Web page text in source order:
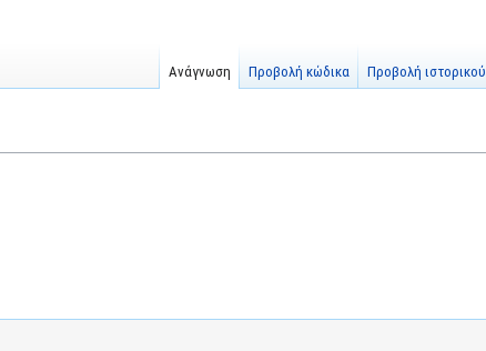
Ανάγνωση Προβολή κώδικα Προβολή ιστορικού